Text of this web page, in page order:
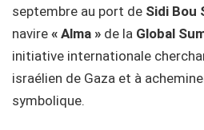
septembre au port de Sidi Bou
navire « Alma » de la Global
initiative internationale
israélien de Gaza et à
symbolique.